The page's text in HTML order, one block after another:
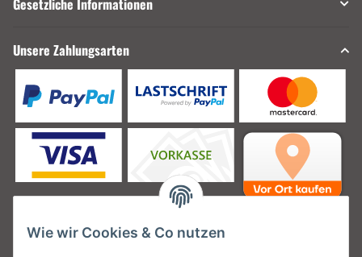
Gesetzliche Informationen
Unsere Zahlungsarten
Unsere Versanddienstleister
Wie wir Cookies & Co nutzen